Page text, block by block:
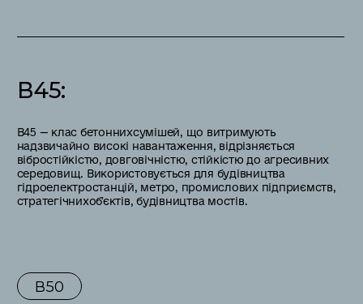
В45:
В45 — клас бетоннихсумішей, що витримують
надзвичайно високі навантаження, відрізняється
вібростійкістю, довговічністю, стійкістю до агресивних
середовищ. Використовується для будівництва
гідроелектростанцій, метро, промислових підприємств,
стратегічнихобʼєктів, будівництва мостів.
В50